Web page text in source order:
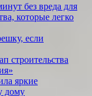
без вреда для
которые легко
если
строительства
яркие
дому